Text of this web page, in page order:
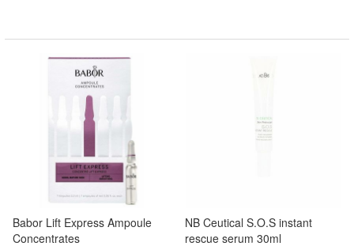
Babor Lift Express Ampoule
Concentrates
NB Ceutical S.O.S instant
rescue serum 30ml